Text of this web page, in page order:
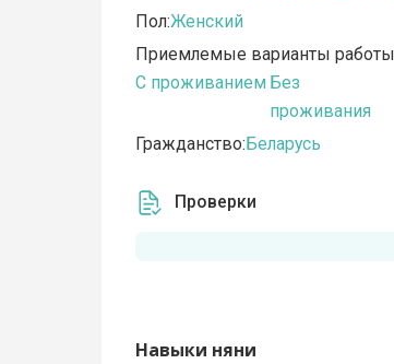
Пол:Женский
Приемлемые варианты
C проживанием Без
проживания
Гражданство:Беларусь
Проверки
Навыки няни